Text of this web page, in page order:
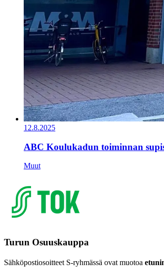
12.8.2025
ABC Koulukadun toiminnan
Muut
Turun Osuuskauppa
Sähköpostiosoitteet S-ryhmässä ovat muotoa